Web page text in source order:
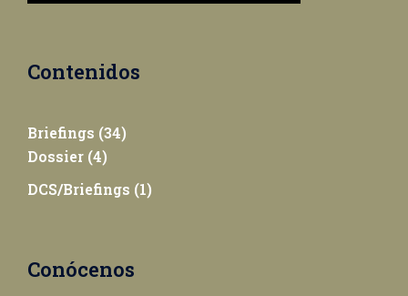
Contenidos
Briefings (34)
Dossier (4)
DCS/Briefings (1)
Conócenos